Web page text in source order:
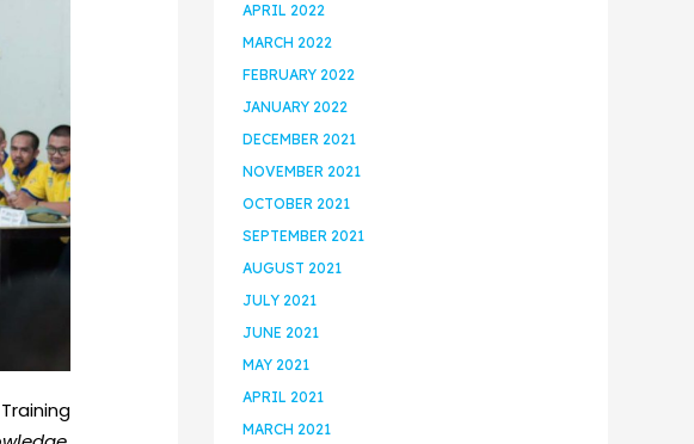
APRIL 2022
MARCH 2022
FEBRUARY 2022
JANUARY 2022
DECEMBER 2021
NOVEMBER 2021
OCTOBER 2021
SEPTEMBER 2021
AUGUST 2021
JULY 2021
JUNE 2021
MAY 2021
APRIL 2021
MARCH 2021